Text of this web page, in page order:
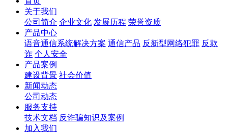
关于我们
公司简介 企业文化 发展历程 荣誉资质
产品中心
语音通信系统解决方案 通信产品 反新型网络犯罪 反欺
诈 个人安全
产品案例
建设背景 社会价值
新闻动态
公司动态
服务支持
技术文档 反诈骗知识及案例
加入我们